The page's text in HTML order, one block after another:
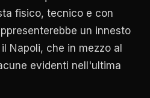
fisico, tecnico e con
un innesto
Napoli, che in mezzo al
evidenti nell'ultima